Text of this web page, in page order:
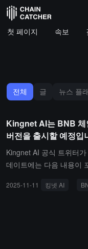
첫 페이지 속보
전체 글 뉴스 플
Kingnet AI는 BNB 체
버전을 출시할 예정입
Kingnet AI 공식 트위터
데이트에는 다음 내용이
프로그램, 게임 프리셋 디
2025-11-11 킹넷 AI